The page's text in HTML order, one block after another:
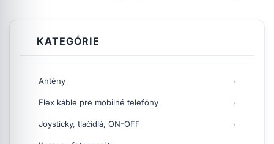
KATEGÓRIE
Antény
Flex káble pre mobilné telefóny
Joysticky, tlačidlá, ON-OFF